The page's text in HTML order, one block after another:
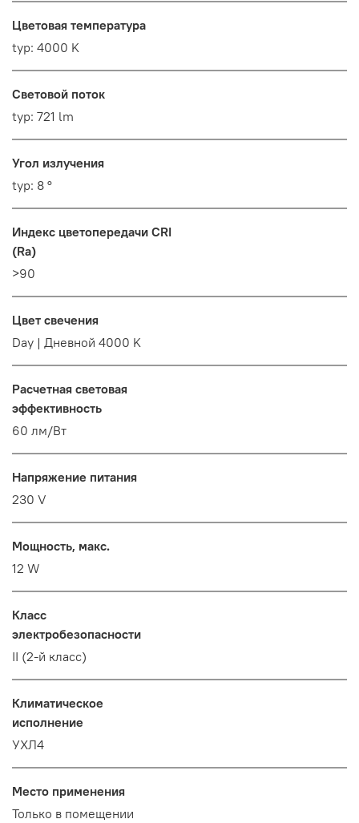
Цветовая температура
typ: 4000 K
Световой поток
typ: 721 lm
Угол излучения
typ: 8 °
Индекс цветопередачи CRI
(Ra)
>90
Цвет свечения
Day | Дневной 4000 K
Расчетная световая
эффективность
60 лм/Вт
Напряжение питания
230 V
Мощность, макс.
12 W
Класс
электробезопасности
II (2-й класс)
Климатическое
исполнение
УХЛ4
Место применения
Только в помещении